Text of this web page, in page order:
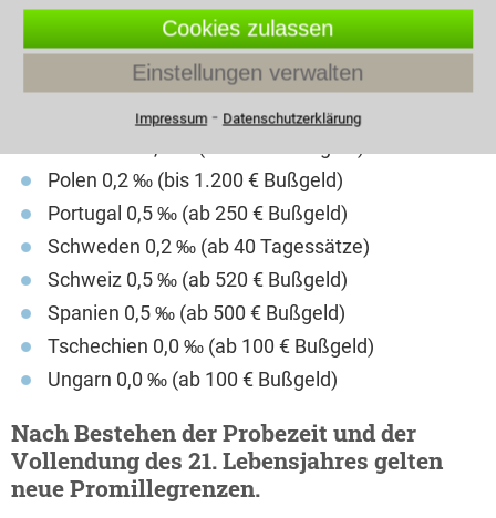
Großbritannien 0,5 ‰ (ab 80 € Bußgeld)
Italien 0,5 ‰ (ab 530 € Bußgeld)
Kroatien 0,5 ‰ (ab 95 € Bußgeld)
Niederlande 0,5 ‰ (ab 325 € Bußgeld)
Polen 0,2 ‰ (bis 1.200 € Bußgeld)
Portugal 0,5 ‰ (ab 250 € Bußgeld)
Schweden 0,2 ‰ (ab 40 Tagessätze)
Schweiz 0,5 ‰ (ab 520 € Bußgeld)
Spanien 0,5 ‰ (ab 500 € Bußgeld)
Tschechien 0,0 ‰ (ab 100 € Bußgeld)
Ungarn 0,0 ‰ (ab 100 € Bußgeld)
Nach Bestehen der Probezeit und der
Vollendung des 21. Lebensjahres gelten
neue Promillegrenzen.
Cookies zulassen
Einstellungen verwalten
Impressum⁃ Datenschutzerklärung